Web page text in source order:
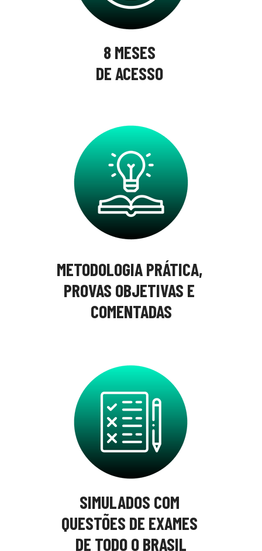
8 MESES
DE ACESSO
METODOLOGIA PRÁTICA,
PROVAS OBJETIVAS E
COMENTADAS
SIMULADOS COM
QUESTÕES DE EXAMES
DE TODO O BRASIL